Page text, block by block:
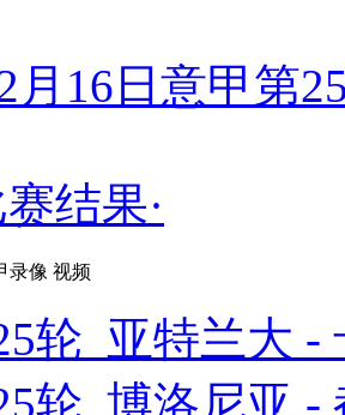
月16日意甲第
结果·
录像 视频
轮 亚特兰大 -
轮 博洛尼亚 -